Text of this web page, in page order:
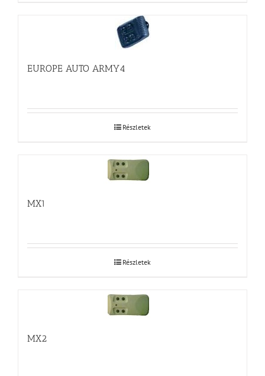
EUROPE AUTO ARMY4
Részletek
MX1
Részletek
MX2